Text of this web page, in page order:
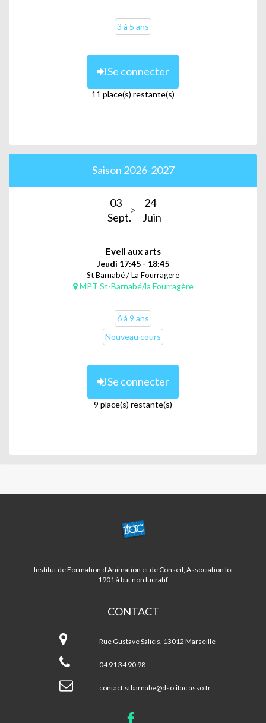
3 à 5 ans
Se connecter
11 place(s) restante(s)
Saison 2026-2027
03
Sept.
24
Juin
Eveil aux arts
Jeudi 17:45 - 18:45
St Barnabé / La Fourragere
MPT St-Barnabé/la Fourragère
6 à 9 ans
Nouveau cours
Se connecter
9 place(s) restante(s)
CENTRE
ST
Institut de Formation d'Animation et de Conseil, Association loi
1901 à but non lucratif
CONTACT
BARNABE/LA
FOURRAGERE
Rue Gustave Salicis, 13012 Marseille
04 91 34 90 98
contact.stbarnabe@dso.ifac.asso.fr